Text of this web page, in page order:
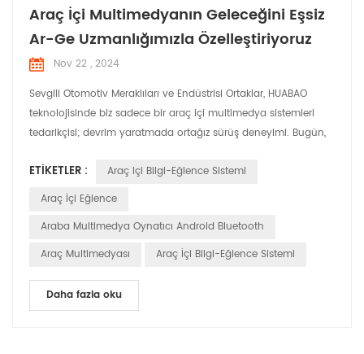
Araç İçi Multimedyanın Geleceğini Eşsiz
Ar-Ge Uzmanlığımızla Özelleştiriyoruz
Nov 22 , 2024
Sevgili Otomotiv Meraklıları ve Endüstrisi Ortaklar, HUABAO
teknolojisinde biz sadece bir araç içi multimedya sistemleri
tedarikçisi; devrim yaratmada ortağız sürüş deneyimi. Bugün,
kişiselleştirme, yoldaki her aracın yalnızca karşılayan değil aynı
zamanda aşan bir multimedya sistemi ile donatılmıştır.
ETIKETLER :
Araç Içi Bilgi-Eğlence Sistemi
Araç İçi Eğlence
Araba Multimedya Oynatıcı Android Bluetooth
Araç Multimedyası
Araç İçi Bilgi-Eğlence Sistemi
Daha fazla oku